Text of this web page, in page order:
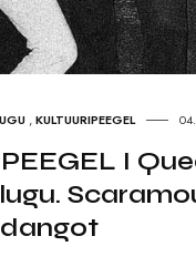
,KULTUURIPEEGEL
I